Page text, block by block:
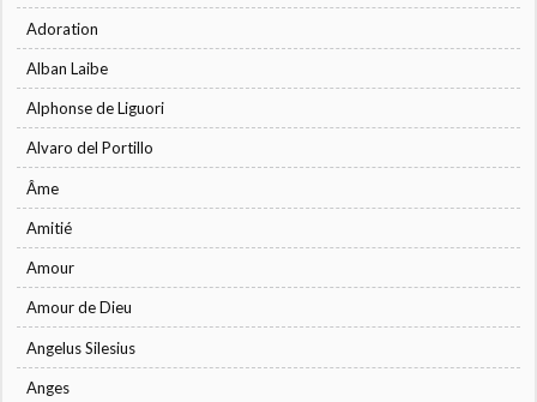
Adoration
Alban Laibe
Alphonse de Liguori
Alvaro del Portillo
Âme
Amitié
Amour
Amour de Dieu
Angelus Silesius
Anges